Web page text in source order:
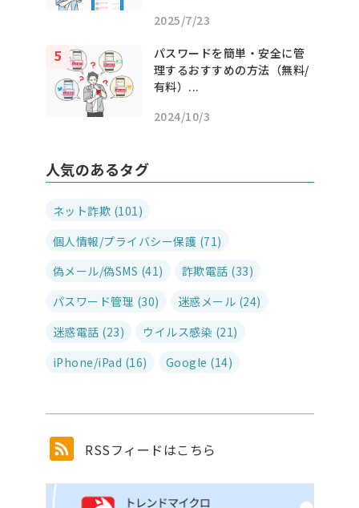
2025/7/23
パスワードを簡単・安全に管
理するおすすめの方法（無料/
有料）...
2024/10/3
人気のあるタグ
ネット詐欺 (101)
個人情報/プライバシー保護 (71)
偽メール/偽SMS (41)
詐欺電話 (33)
パスワード管理 (30)
迷惑メール (24)
迷惑電話 (23)
ウイルス感染 (21)
iPhone/iPad (16)
Google (14)
RSSフィードはこちら